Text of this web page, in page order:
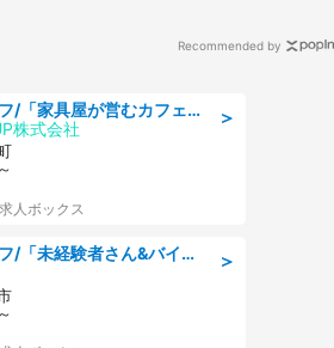
Recommended by
＞
ホールスタッフ/「家具屋が営むカフェスタッフ!」週2日～OK!嬉しいまかない付き/岡山県/浅口郡里庄町
株式会社
人ボックス
＞
ホールスタッフ/「未経験者さん&バイトデビューも大歓迎」残業ほぼなし×1日3時間〜勤務OK!フォロー体制も充実/広島県/広島市南区